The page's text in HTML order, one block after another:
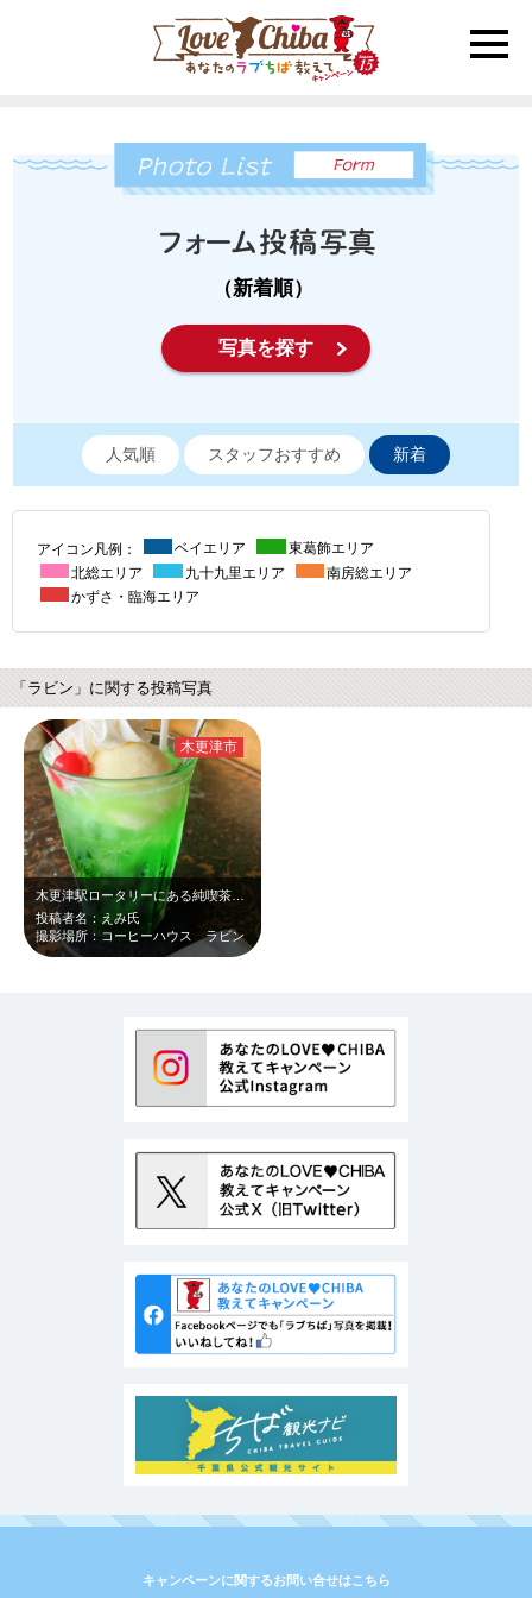
toggle
（新着順）
写真を探す
人気順 スタッフおすすめ 新着
アイコン凡例： ベイエリア
東葛飾エリア
北総エリア
九十九里エリア
南房総エリア
かずさ・臨海エリア
「ラビン」に関する投稿写真
木更津駅ロータリーにある純喫茶で、昔ながらのメロンクリームソーダを味わうことが…
投稿者名：えみ氏
撮影場所：コーヒーハウス ラビン
木更津市
キャンペーンに関するお問い合せはこちら